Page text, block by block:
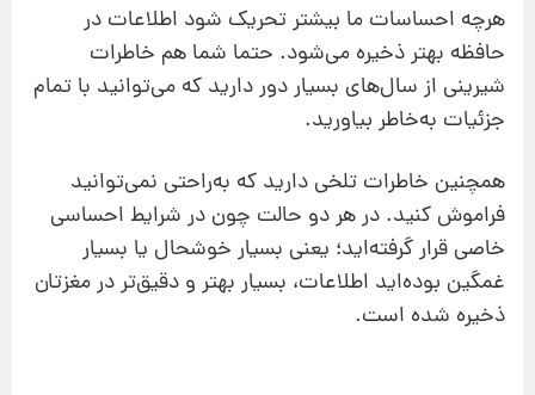
هرچه احساسات ما بیشتر تحریک شود اطلاعات در
حافظه بهتر ذخیره می‌شود. حتما شما هم خاطرات
شیرینی از سال‌های بسیار دور دارید که می‌توانید با تمام
جزئیات به‌خاطر بیاورید.
همچنین خاطرات تلخی دارید که به‌راحتی نمی‌توانید
فراموش کنید. در هر دو حالت چون در شرایط احساسی
خاصی قرار گرفته‌اید؛ یعنی بسیار خوشحال یا بسیار
غمگین بوده‌اید اطلاعات، بسیار بهتر و دقیق‌تر در مغزتان
ذخیره شده است.